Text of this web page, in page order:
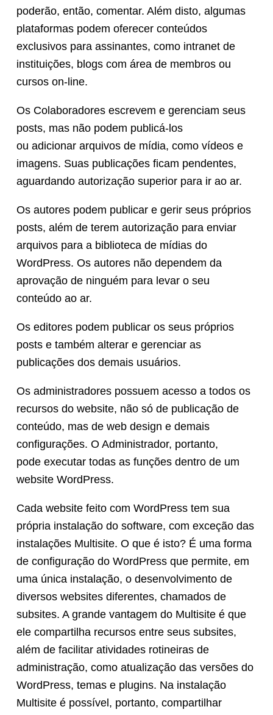
poderão, então, comentar. Além disto, algumas
plataformas podem oferecer conteúdos
exclusivos para assinantes, como intranet de
instituições, blogs com área de membros ou
cursos on-line.
Os Colaboradores escrevem e gerenciam seus
posts, mas não podem publicá-los
ou adicionar arquivos de mídia, como vídeos e
imagens. Suas publicações ficam pendentes,
aguardando autorização superior para ir ao ar.
Os autores podem publicar e gerir seus próprios
posts, além de terem autorização para enviar
arquivos para a biblioteca de mídias do
WordPress. Os autores não dependem da
aprovação de ninguém para levar o seu
conteúdo ao ar.
Os editores podem publicar os seus próprios
posts e também alterar e gerenciar as
publicações dos demais usuários.
Os administradores possuem acesso a todos os
recursos do website, não só de publicação de
conteúdo, mas de web design e demais
configurações. O Administrador, portanto,
pode executar todas as funções dentro de um
website WordPress.
Cada website feito com WordPress tem sua
própria instalação do software, com exceção das
instalações Multisite. O que é isto? É uma forma
de configuração do WordPress que permite, em
uma única instalação, o desenvolvimento de
diversos websites diferentes, chamados de
subsites. A grande vantagem do Multisite é que
ele compartilha recursos entre seus subsites,
além de facilitar atividades rotineiras de
administração, como atualização das versões do
WordPress, temas e plugins. Na instalação
Multisite é possível, portanto, compartilhar